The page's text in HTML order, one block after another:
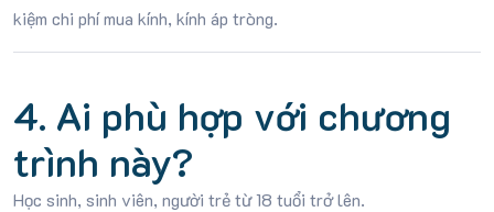
kiệm chi phí mua kính, kính áp tròng.
4. Ai phù hợp với chương
trình này?
Học sinh, sinh viên, người trẻ từ 18 tuổi trở lên.